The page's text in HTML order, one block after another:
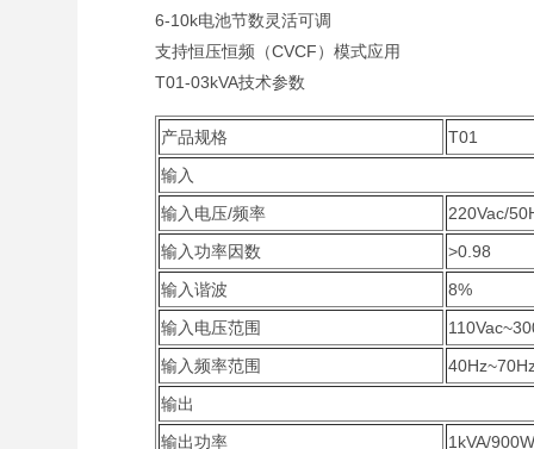
6-10k电池节数灵活可调
支持恒压恒频（CVCF）模式应用
T01-03kVA技术参数
产品规格
T01
输入
输入电压/频率
220Vac/
输入功率因数
>0.98
输入谐波
8%
输入电压范围
输入频率范围
输出
输出功率
1kVA/900W